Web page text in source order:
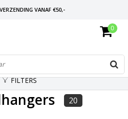
VANAF €50,-
EN 30 DAGEN BEDENKTIJD
0
FILTERS
20